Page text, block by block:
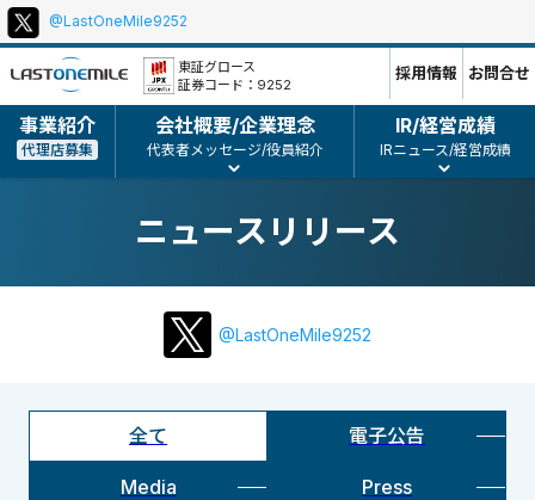
本
文
ポ
リ
ー、
コ
ピ
ト
東証グロース
証券コード：9252
事業紹介
代理店募集
会社概要/企業理念
代表者メッセージ/役員紹介
IR/経営成績
IRニュース/経営成績
採用情報 お問合せ
@LastOneMile9252
ニュースリリース
@LastOneMile9252
全て 電子公告
Media Press